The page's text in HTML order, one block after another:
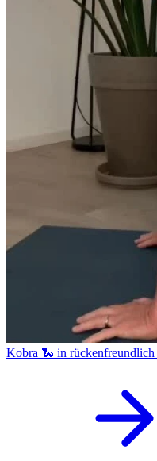
Kobra 🐍 in rückenfreundlich